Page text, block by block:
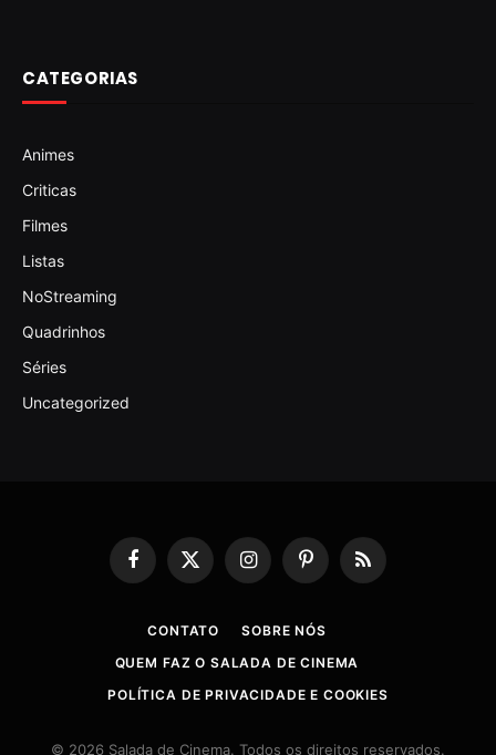
CATEGORIAS
Animes
Criticas
Filmes
Listas
NoStreaming
Quadrinhos
Séries
Uncategorized
Facebook
X
(Twitter)
InstagramPinterestRSS
CONTATO
SOBRE NÓS
QUEM FAZ O SALADA DE CINEMA
POLÍTICA DE PRIVACIDADE E COOKIES
© 2026 Salada de Cinema. Todos os direitos reservados.